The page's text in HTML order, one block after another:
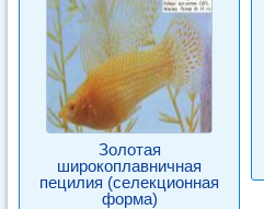
Золотая
широкоплавничная
пецилия (селекционная
форма)